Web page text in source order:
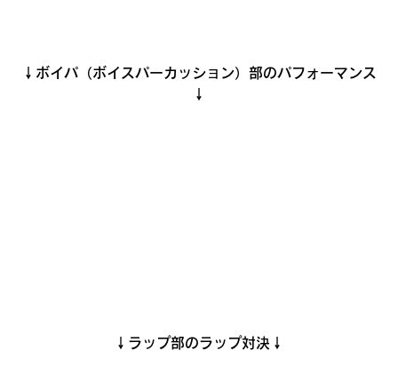
↓ボイパ（ボイスパーカッション）部のパフォーマンス
↓
↓ラップ部のラップ対決↓